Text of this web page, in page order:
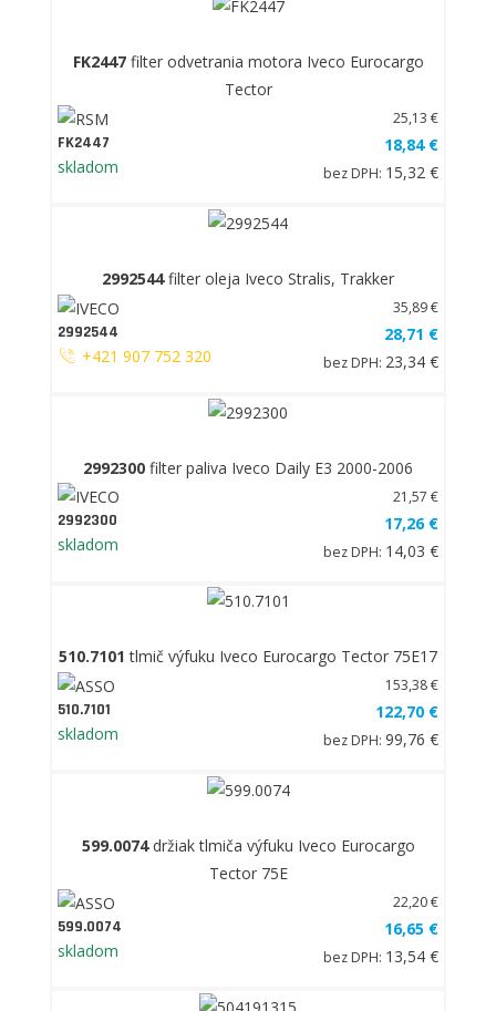
FK2447filter odvetrania motora Iveco Eurocargo
Tector
FK2447
skladom
25,13 €
18,84 €
bez DPH: 15,32 €
2992544filter oleja Iveco Stralis, Trakker
2992544
+421 907 752 320
35,89 €
28,71 €
bez DPH: 23,34 €
2992300 filter paliva Iveco Daily E3 2000-2006
2992300
skladom
21,57 €
17,26 €
bez DPH: 14,03 €
510.7101 tlmič výfuku Iveco Eurocargo Tector 75E17
510.7101
skladom
153,38 €
122,70 €
bez DPH: 99,76 €
599.0074držiak tlmiča výfuku Iveco Eurocargo
Tector 75E
599.0074
skladom
22,20 €
16,65 €
bez DPH: 13,54 €